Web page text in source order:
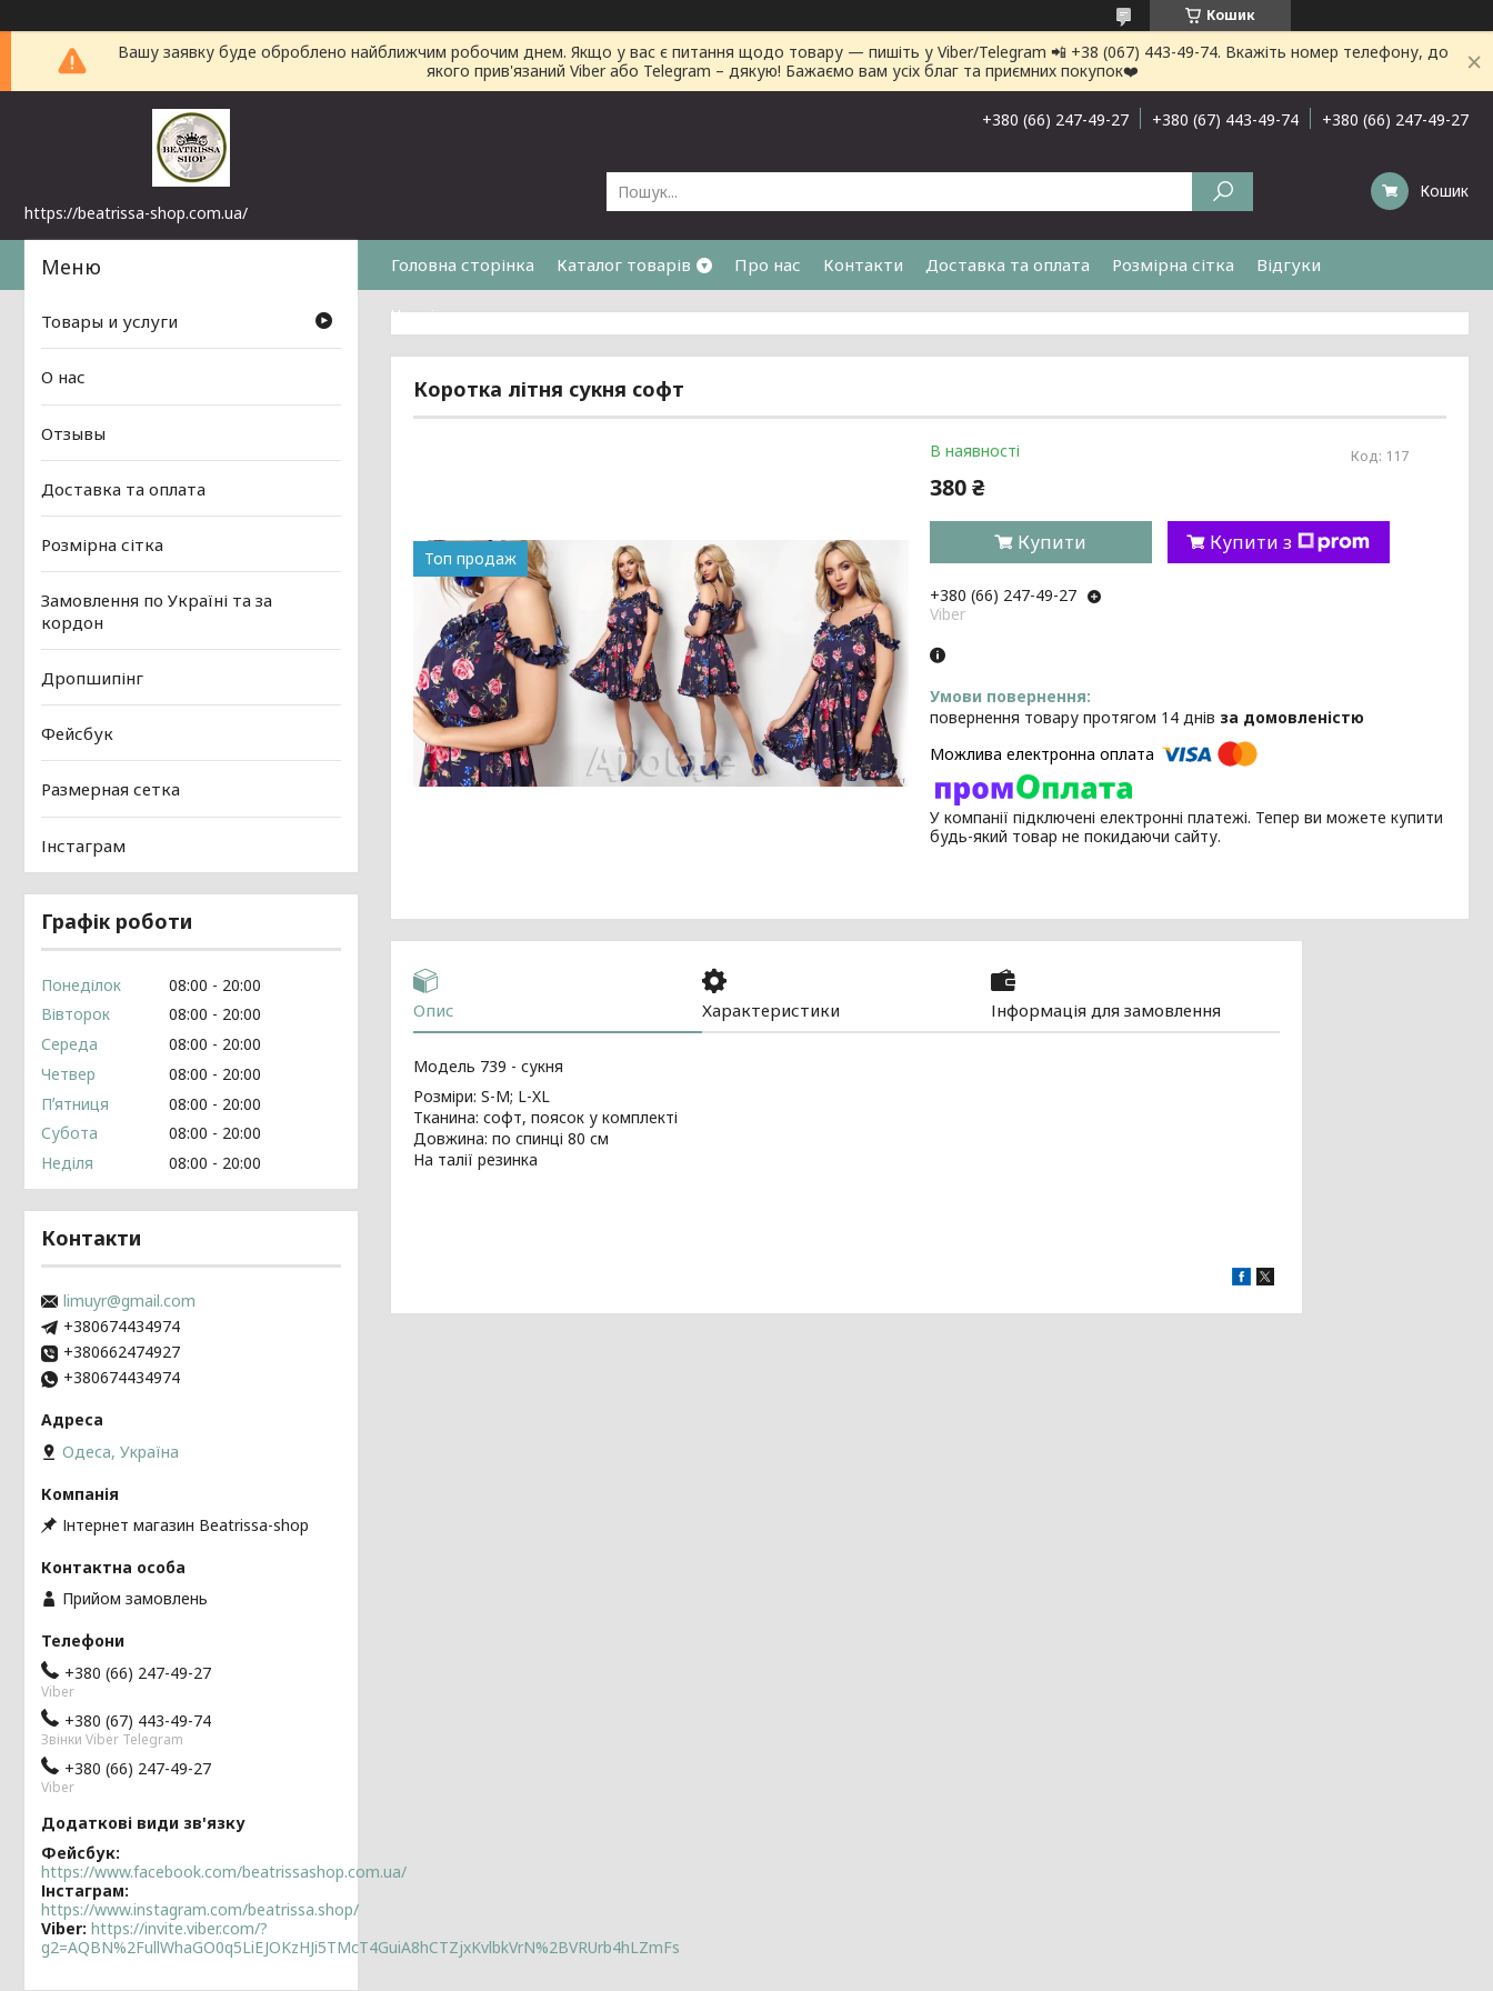
Кошик
Вашу заявку буде оброблено найближчим робочим днем. Якщо у вас є питання щодо товару — пишіть у Viber/Telegram 📲 +38 (067) 443-49-74. Вкажіть номер телефону, до
якого прив'язаний Viber або Telegram – дякую! Бажаємо вам усіх благ та приємних покупок❤️
https://beatrissa-shop.com.ua/
+380 (66) 247-49-27 +380 (67) 443-49-74 +380 (66) 247-49-27
Кошик
Головна сторінка Каталог товарів Про нас Контакти Доставка та оплата Розмірна сітка Відгуки
Часті питання
Коротка літня сукня софт
Топ продаж
В наявності Код: 117
380 ₴
Купити Купити з
+380 (66) 247-49-27
Viber
повернення товару протягом 14 днів за домовленістю
У компанії підключені електронні платежі. Тепер ви можете купити
будь-який товар не покидаючи сайту.
Опис Характеристики Інформація для замовлення
Модель 739 - сукня
Розміри: S-M; L-XL
Тканина: софт, поясок у комплекті
Довжина: по спинці 80 см
На талії резинка
Товары и услуги
О нас
Отзывы
Доставка та оплата
Розмірна сітка
Замовлення по Україні та за
кордон
Дропшипінг
Фейсбук
Размерная сетка
Інстаграм
Графік роботи
Понеділок 08:00
20:00
Вівторок
08:00
20:00
Середа
08:00
20:00
Четвер
08:00
20:00
Пʼятниця
08:00
20:00
Субота
08:00
20:00
Неділя
08:00 20:00
Контакти
limuyr@gmail.com
+380674434974
+380662474927
+380674434974
Одеса, Україна
Інтернет магазин Beatrissa-shop
Прийом замовлень
+380 (66) 247-49-27
Viber
+380 (67) 443-49-74
Звінки Viber Telegram
+380 (66) 247-49-27
Viber
Фейсбук
https://www.facebook.com/beatrissashop.com.ua/
Інстаграм
https://www.instagram.com/beatrissa.shop/
Viber https://invite.viber.com/?
g2=AQBN%2FullWhaGO0q5LiEJOKzHJi5TMcT4GuiA8hCTZjxKvlbkVrN%2BVRUrb4hLZmFs